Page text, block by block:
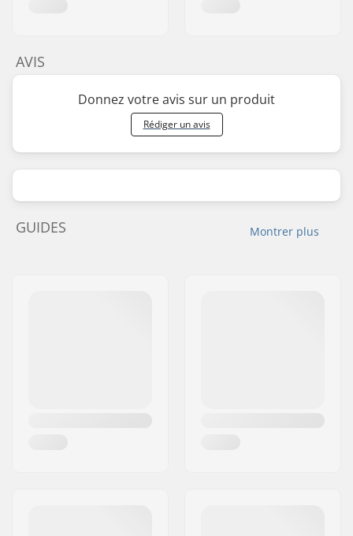
AVIS
Donnez votre avis sur un produit
Rédiger un avis
Montrer plus
GUIDES